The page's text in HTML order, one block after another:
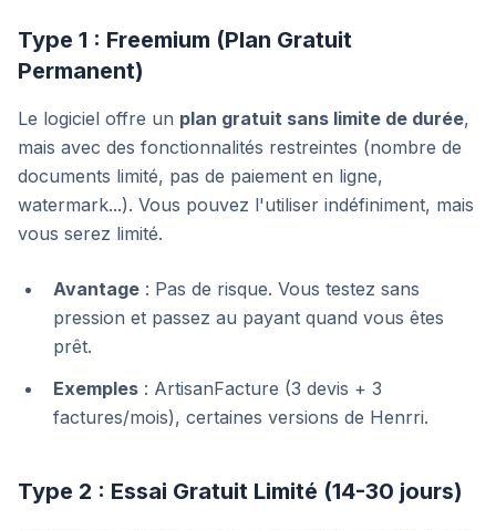
Type 1 : Freemium (Plan Gratuit
Permanent)
Le logiciel offre un plan gratuit sans limite de durée,
mais avec des fonctionnalités restreintes (nombre de
documents limité, pas de paiement en ligne,
watermark...). Vous pouvez l'utiliser indéfiniment, mais
vous serez limité.
Avantage : Pas de risque. Vous testez sans
pression et passez au payant quand vous êtes
prêt.
Exemples : ArtisanFacture (3 devis + 3
factures/mois), certaines versions de Henrri.
Type 2 : Essai Gratuit Limité (14-30 jours)